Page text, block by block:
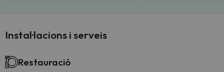
Instal·lacions i serveis
Restauració